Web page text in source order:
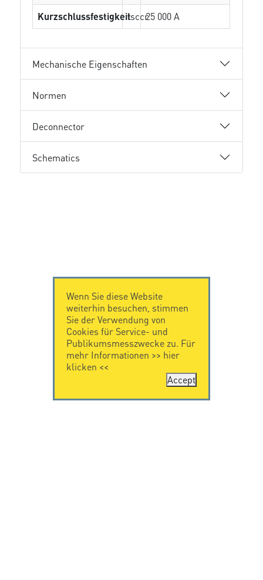
KurzschlussfestigkeitIsccr25 000 A
Mechanische Eigenschaften
Normen
Deconnector
Schematics
Wenn Sie diese Website
weiterhin besuchen, stimmen
Sie der Verwendung von
Cookies für Service- und
Publikumsmesszwecke zu. Für
mehr Informationen >> hier
klicken <<
Accept